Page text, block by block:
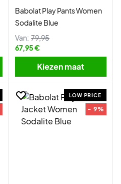
Babolat Play Pants Women
Sodalite Blue
Van: 79,95
67,95 €
Kiezen maat
LOW PRICE
- 9%